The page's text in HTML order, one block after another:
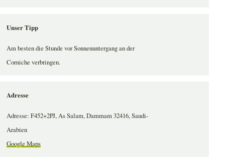
Unser Tipp
Am besten die Stunde vor Sonnenuntergang an der
Corniche verbringen.
Adresse
Adresse: F452+2PJ, As Salam, Dammam 32416, Saudi-
Arabien
Google Maps